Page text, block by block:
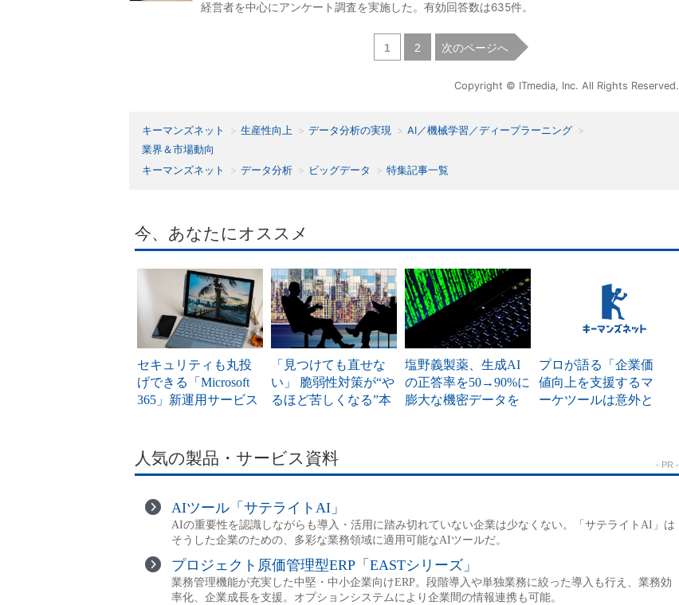
経営者を中心にアンケート調査を実施した。有効回答数は635件。
1 2 次のページへ
Copyright © ITmedia, Inc. All Rights Reserved.
キーマンズネット 生産性向上 データ分析の実現
AI／機械学習／ディープラーニング
業界＆市場動向
キーマンズネット
データ分析 ビッグデータ 特集記事一覧